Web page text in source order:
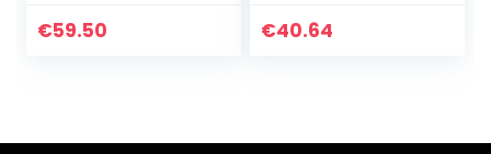
€59.50 €40.64